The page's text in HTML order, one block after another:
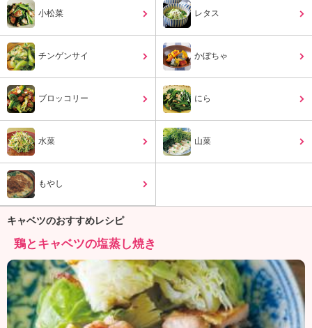
き
の
料
小松菜 レタス
チンゲンサイ かぼちゃ
ブロッコリー にら
水菜 山菜
もやし
キャベツのおすすめレシピ
鶏とキャベツの塩蒸し焼き